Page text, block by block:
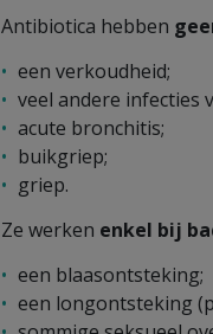
Antibiotica hebben
een verkoudheid;
veel andere infecties
acute bronchitis;
buikgriep;
griep.
Ze werken enkel bij
een blaasontsteking;
een longontsteking